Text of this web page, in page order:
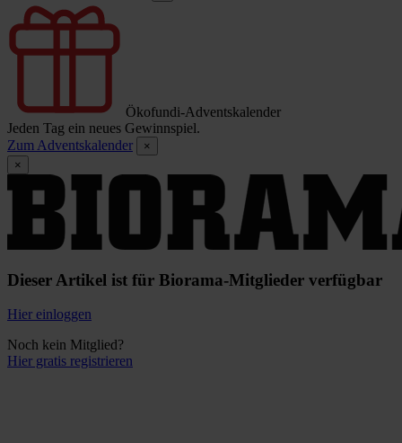
Ökofundi-Adventskalender
Jeden Tag ein neues Gewinnspiel.
Zum Adventskalender
×
×
Dieser Artikel ist für Biorama-Mitglieder verfügbar
Hier einloggen
Noch kein Mitglied?
Hier gratis registrieren